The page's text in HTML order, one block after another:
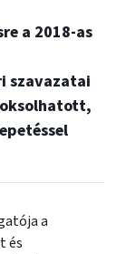
a 2018-as
szavazatai
a
és